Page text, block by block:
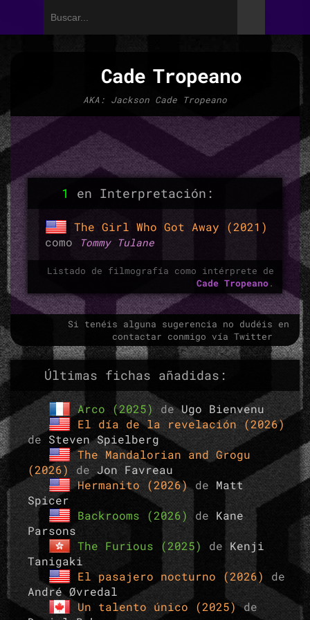
Cade Tropeano
AKA: Jackson Cade Tropeano
1 en Interpretación:
The Girl Who Got Away (2021)
como
Tommy Tulane
Listado de filmografía como intérprete de
Cade Tropeano.
Si tenéis alguna sugerencia no dudéis en
contactar conmigo vía Twitter
Últimas fichas añadidas:
Arco (2025)deUgo Bienvenu
El día de la revelación (2026)
de Steven Spielberg
The Mandalorian and Grogu
(2026) de Jon Favreau
Hermanito (2026) de Matt
Spicer
Backrooms (2026)de Kane
Parsons
The Furious (2025) de Kenji
Tanigaki
El pasajero nocturno (2026) de
André Øvredal
Un talento único (2025)de